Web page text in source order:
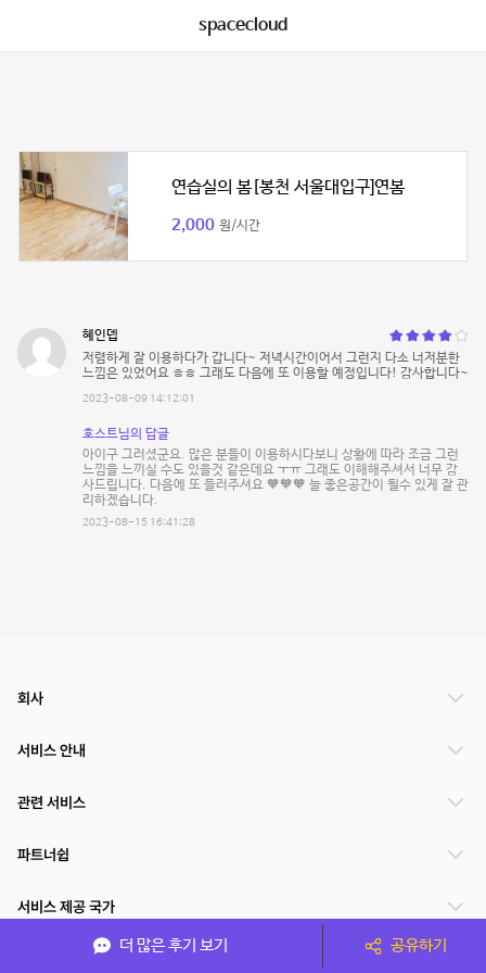
spacecloud
연습실의 봄[봉천 서울대입구]연봄
2,000 원/시간
혜인뎁
저렴하게 잘 이용하다가 갑니다~ 저녁시간이어서 그런지 다소 너저분한
느낌은 있었어요 ㅎㅎ 그래도 다음에 또 이용할 예정입니다! 감사합니다~
2023-08-09 14:12:01
호스트님의 답글
아이구 그러셨군요. 많은 분들이 이용하시다보니 상황에 따라 조금 그런
느낌을 느끼실 수도 있을것 같은데요 ㅜㅠ 그래도 이해해주셔서 너무 감
사드립니다. 다음에 또 들러주셔요 🧡🧡🧡 늘 좋은공간이 될수 있게 잘 관
리하겠습니다.
2023-08-15 16:41:28
더 많은 후기 보기 공유하기
회사
서비스 안내
관련 서비스
파트너쉽
서비스 제공 국가